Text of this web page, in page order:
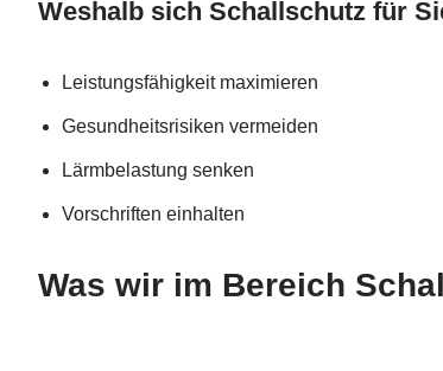
Weshalb sich Schallschutz für
Leistungsfähigkeit maximieren
Gesundheitsrisiken vermeiden
Lärmbelastung senken
Vorschriften einhalten
Was wir im Bereich